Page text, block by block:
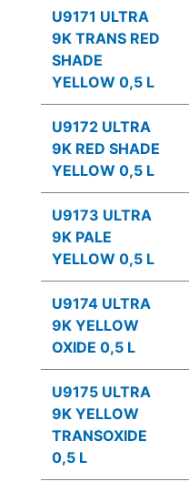
U9171 ULTRA
9K TRANS RED
SHADE
YELLOW 0,5 L
U9172 ULTRA
9K RED SHADE
YELLOW 0,5 L
U9173 ULTRA
9K PALE
YELLOW 0,5 L
U9174 ULTRA
9K YELLOW
OXIDE 0,5 L
U9175 ULTRA
9K YELLOW
TRANSOXIDE
0,5 L